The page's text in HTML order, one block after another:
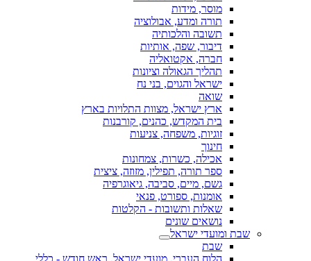
מוסר, מידות
תורה ומדע, אבולוציה
תשובה והלכותיה
דיבור, שפה, אותיות
חברה, אקטואליה
תהליך הגאולה וציונות
ישראל והגוים, בני נח
שואה
ארץ ישראל, מצוות התלויות בארץ
בית המקדש, כהנים, קורבנות
זוגיות, משפחה, צניעות
חינוך
אכילה, כשרות, צמחונות
ספר תורה, תפילין, מזוזה, ציצית
גשם, מיים, סביבה, גיאוגרפיה
אומנות, ספורט, פנאי
שאלות ותשובות - הקלטות
נושאים שונים
שבת ומועדי ישראל
שבת
הלוח העברי, מועדי ישראל, ראש חודש - כללי